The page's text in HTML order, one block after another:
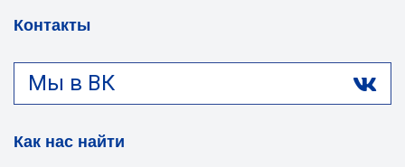
Контакты
Мы в ВК
Как нас найти